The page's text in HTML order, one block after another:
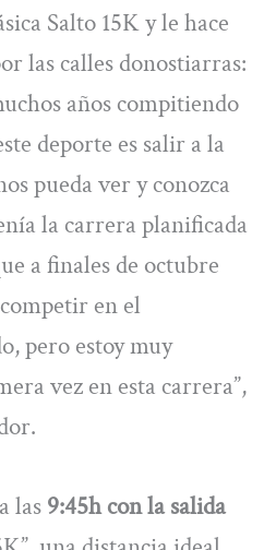
Salto 15K y le hace
las calles donostiarras:
años compitiendo
deporte es salir a la
pueda ver y conozca
la carrera planificada
a finales de octubre
en el
pero estoy muy
vez en esta carrera”,
las 9:45h con la salida